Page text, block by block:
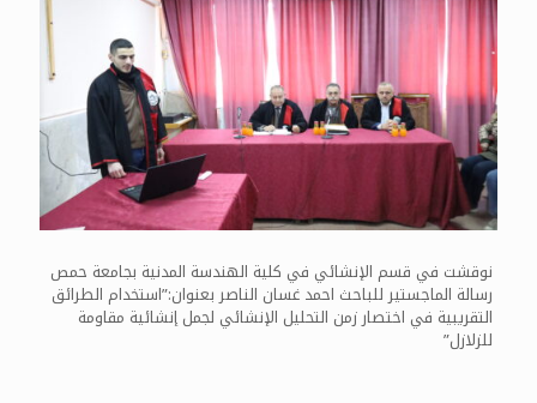
نوقشت في قسم الإنشائي في كلية الهندسة المدنية بجامعة حمص
رسالة الماجستير للباحث احمد غسان الناصر بعنوان:”استخدام الطرائق
التقريبية في اختصار زمن التحليل الإنشائي لجمل إنشائية مقاومة
للزلازل”